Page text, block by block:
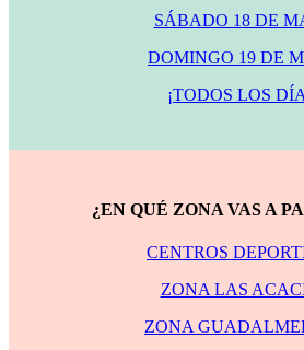
SÁBADO 18 DE
DOMINGO 19 DE
¡TODOS LOS
¿EN QUÉ ZONA VAS A
CENTROS
ZONA LAS
ZONA